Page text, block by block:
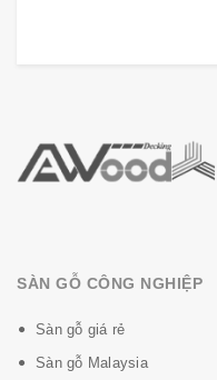
SÀN GỖ CÔNG NGHIỆP
Sàn gỗ giá rẻ
Sàn gỗ Malaysia